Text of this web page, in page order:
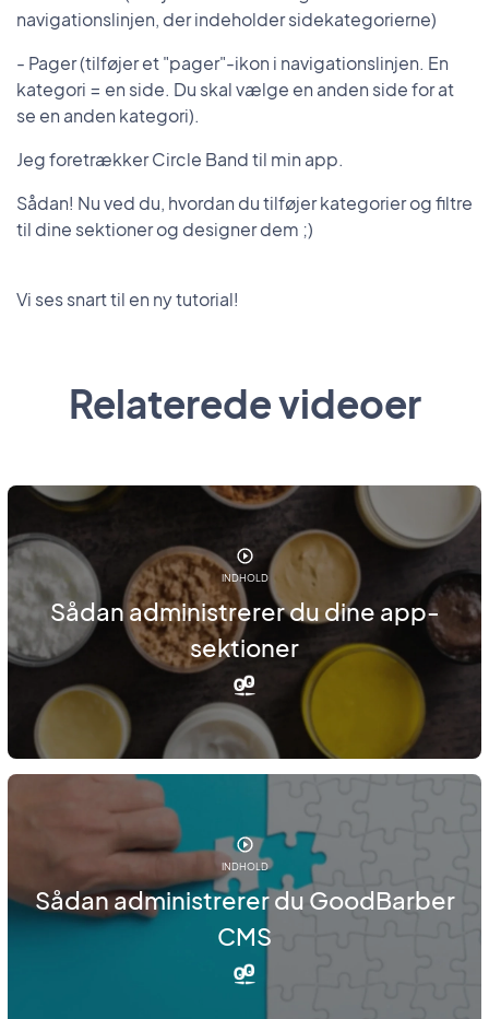
navigationslinjen, der indeholder sidekategorierne)
- Pager (tilføjer et "pager"-ikon i navigationslinjen. En
kategori = en side. Du skal vælge en anden side for at
se en anden kategori).
Jeg foretrækker Circle Band til min app.
Sådan! Nu ved du, hvordan du tilføjer kategorier og filtre
til dine sektioner og designer dem ;)
Vi ses snart til en ny tutorial!
Relaterede videoer
INDHOLD
Sådan administrerer du dine app-
sektioner
INDHOLD
Sådan administrerer du GoodBarber
CMS